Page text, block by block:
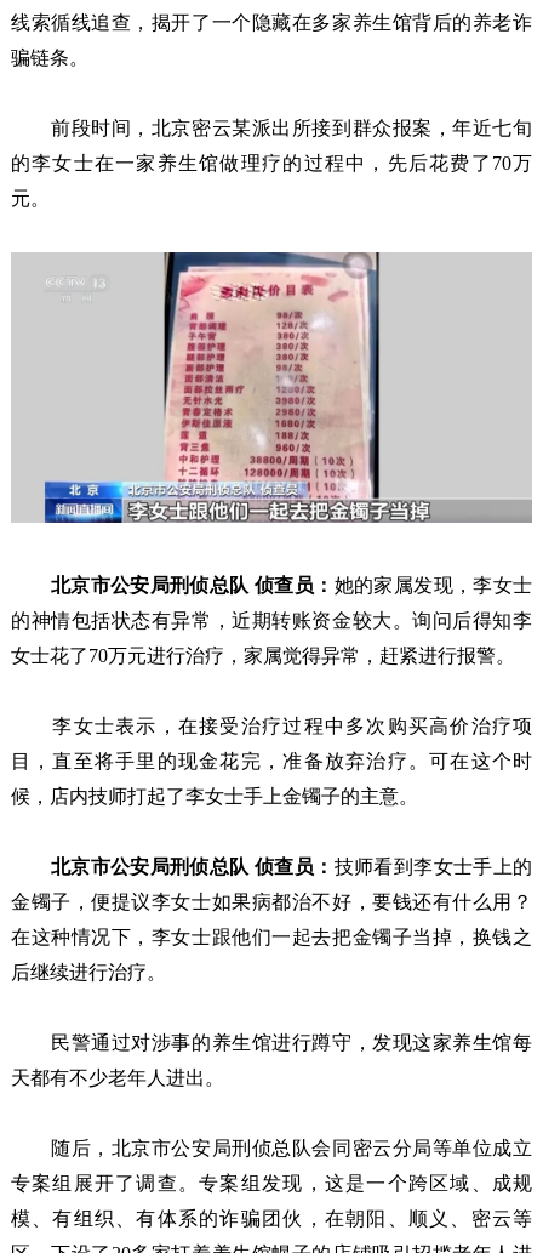
线索循线追查，揭开了一个隐藏在多家养生馆背后的养老诈
骗链条。
前段时间，北京密云某派出所接到群众报案，年近七旬
的李女士在一家养生馆做理疗的过程中，先后花费了70万
元。
北京市公安局刑侦总队 侦查员： 她的家属发现，李女士
的神情包括状态有异常，近期转账资金较大。询问后得知李
女士花了70万元进行治疗，家属觉得异常，赶紧进行报警。
李女士表示，在接受治疗过程中多次购买高价治疗项
目，直至将手里的现金花完，准备放弃治疗。可在这个时
候，店内技师打起了李女士手上金镯子的主意。
北京市公安局刑侦总队 侦查员： 技师看到李女士手上的
金镯子，便提议李女士如果病都治不好，要钱还有什么用？
在这种情况下，李女士跟他们一起去把金镯子当掉，换钱之
后继续进行治疗。
民警通过对涉事的养生馆进行蹲守，发现这家养生馆每
天都有不少老年人进出。
随后，北京市公安局刑侦总队会同密云分局等单位成立
专案组展开了调查。专案组发现，这是一个跨区域、成规
模、有组织、有体系的诈骗团伙，在朝阳、顺义、密云等